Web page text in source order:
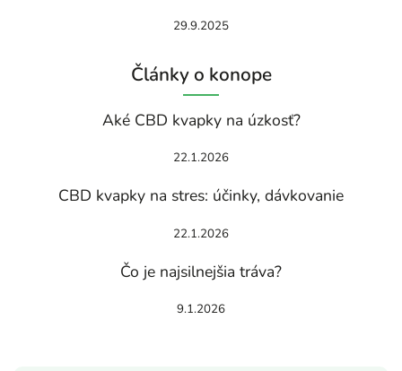
29.9.2025
Články o konope
Aké CBD kvapky na úzkosť?
22.1.2026
CBD kvapky na stres: účinky, dávkovanie
22.1.2026
Čo je najsilnejšia tráva?
9.1.2026